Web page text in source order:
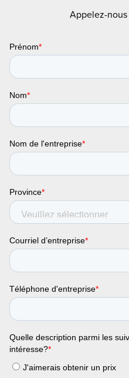
Appelez-nous